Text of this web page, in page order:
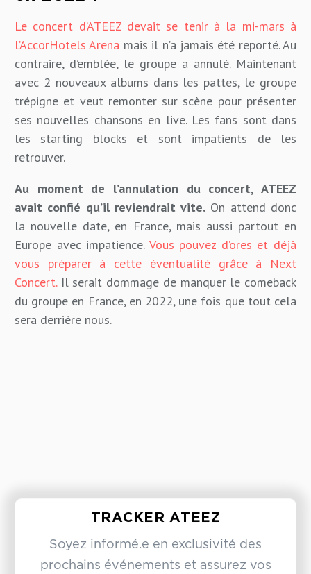
Le concert d’ATEEZ devait se tenir à la mi-mars à
l’AccorHotels Arena mais il n’a jamais été reporté. Au
contraire, d’emblée, le groupe a annulé. Maintenant
avec 2 nouveaux albums dans les pattes, le groupe
trépigne et veut remonter sur scène pour présenter
ses nouvelles chansons en live. Les fans sont dans
les starting blocks et sont impatients de les
retrouver.
Au moment de l’annulation du concert, ATEEZ
avait confié qu’il reviendrait vite. On attend donc
la nouvelle date, en France, mais aussi partout en
Europe avec impatience. Vous pouvez d’ores et déjà
vous préparer à cette éventualité grâce à Next
Concert.Il serait dommage de manquer le comeback
du groupe en France, en 2022, une fois que tout cela
sera derrière nous.
TRACKER ATEEZ
Soyez informé.e en exclusivité des
prochains événements et assurez vos